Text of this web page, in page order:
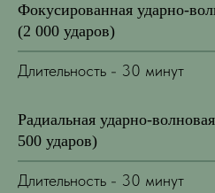
Фокусированная ударно-
(2 000 ударов)
Длительность - 30 минут
Радиальная ударно-
500 ударов)
Длительность - 30 минут